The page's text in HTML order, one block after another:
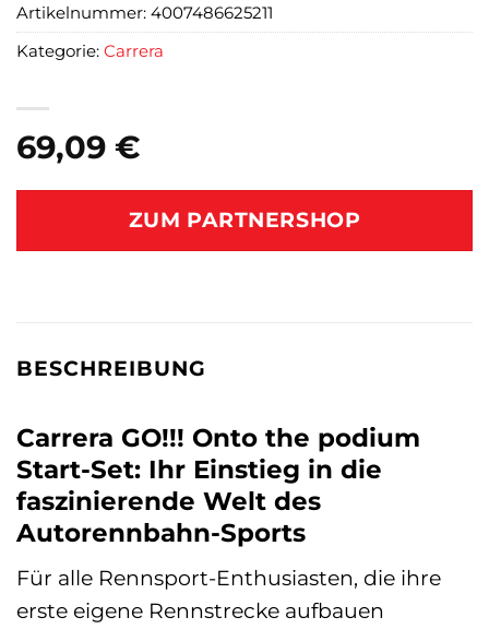
69,09 €
ZUM PARTNERSHOP
Artikelnummer: 4007486625211
Kategorie: Carrera
BESCHREIBUNG
Carrera GO!!! Onto the podium
Start-Set: Ihr Einstieg in die
faszinierende Welt des
Autorennbahn-Sports
Für alle Rennsport-Enthusiasten, die ihre
erste eigene Rennstrecke aufbauen